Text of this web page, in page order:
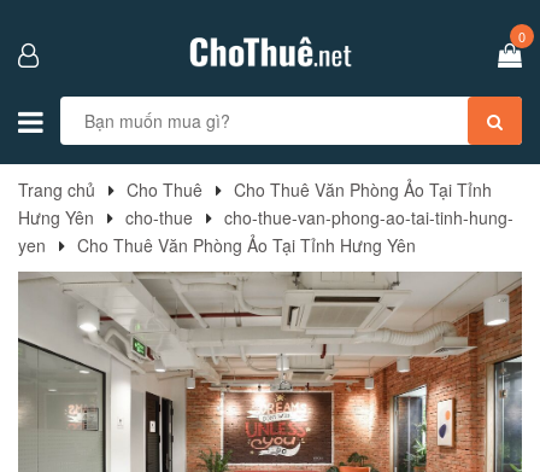
0
Trang chủ Cho Thuê
Cho Thuê Văn Phòng Ảo Tại Tỉnh
Hưng Yên
cho-thue
cho-thue-van-phong-ao-tai-tinh-hung-
yen
Cho Thuê Văn Phòng Ảo Tại Tỉnh Hưng Yên